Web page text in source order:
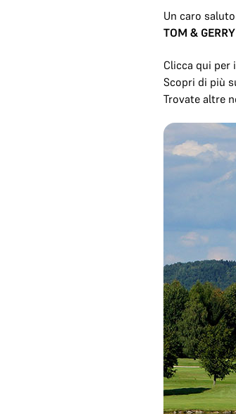
Un caro saluto
TOM & GERRY
Clicca qui per
Scopri di più
Trovate altre